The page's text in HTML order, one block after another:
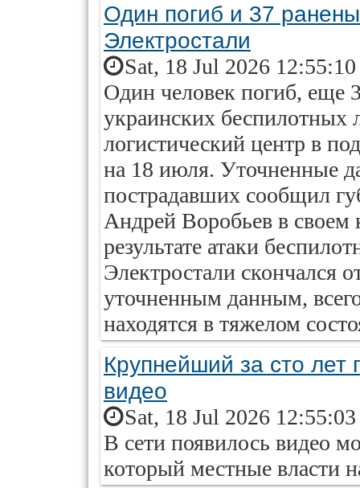
Один погиб и 37
Электростали
Sat, 18 Jul 2026
Один человек погиб, еще
украинских беспилотных
логистический центр в
на 18 июля. Уточненные
пострадавших сообщил
Андрей Воробьев в
результате атаки
Электростали скончался
уточненным данным,
находятся в тяжелом
Крупнейший за сто
видео
Sat, 18 Jul 2026
В сети появилось видео
который местные власти